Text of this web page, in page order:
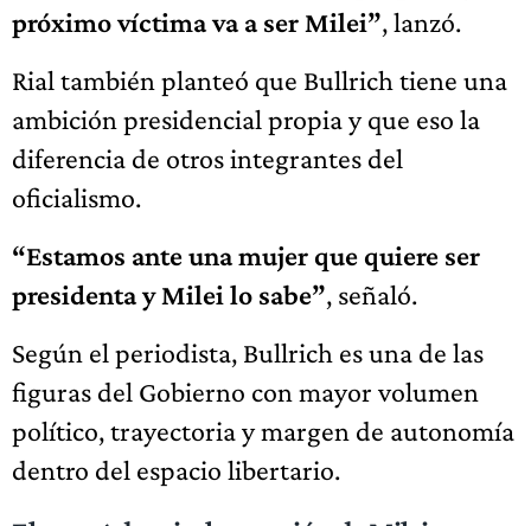
próximo víctima va a ser Milei”, lanzó.
Rial también planteó que Bullrich tiene una
ambición presidencial propia y que eso la
diferencia de otros integrantes del
oficialismo.
“Estamos ante una mujer que quiere ser
presidenta y Milei lo sabe”, señaló.
Según el periodista, Bullrich es una de las
figuras del Gobierno con mayor volumen
político, trayectoria y margen de autonomía
dentro del espacio libertario.